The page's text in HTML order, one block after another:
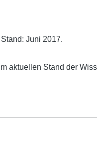
Juni 2017.
aktuellen Stand der